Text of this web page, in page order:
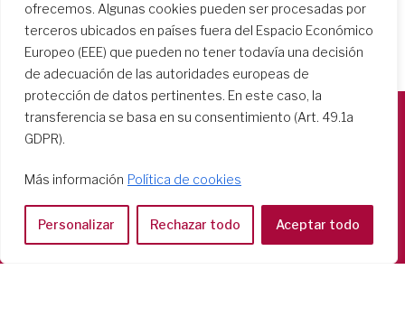
ofrecemos. Algunas cookies pueden ser procesadas por
terceros ubicados en países fuera del Espacio Económico
Europeo (EEE) que pueden no tener todavía una decisión
de adecuación de las autoridades europeas de
protección de datos pertinentes. En este caso, la
transferencia se basa en su consentimiento (Art. 49.1a
GDPR).
Más información Política de cookies
Personalizar Rechazar todo Aceptar todo
Casa Generalizia
Tel: 06 58 23 03 32 or 06 58 20 31 17